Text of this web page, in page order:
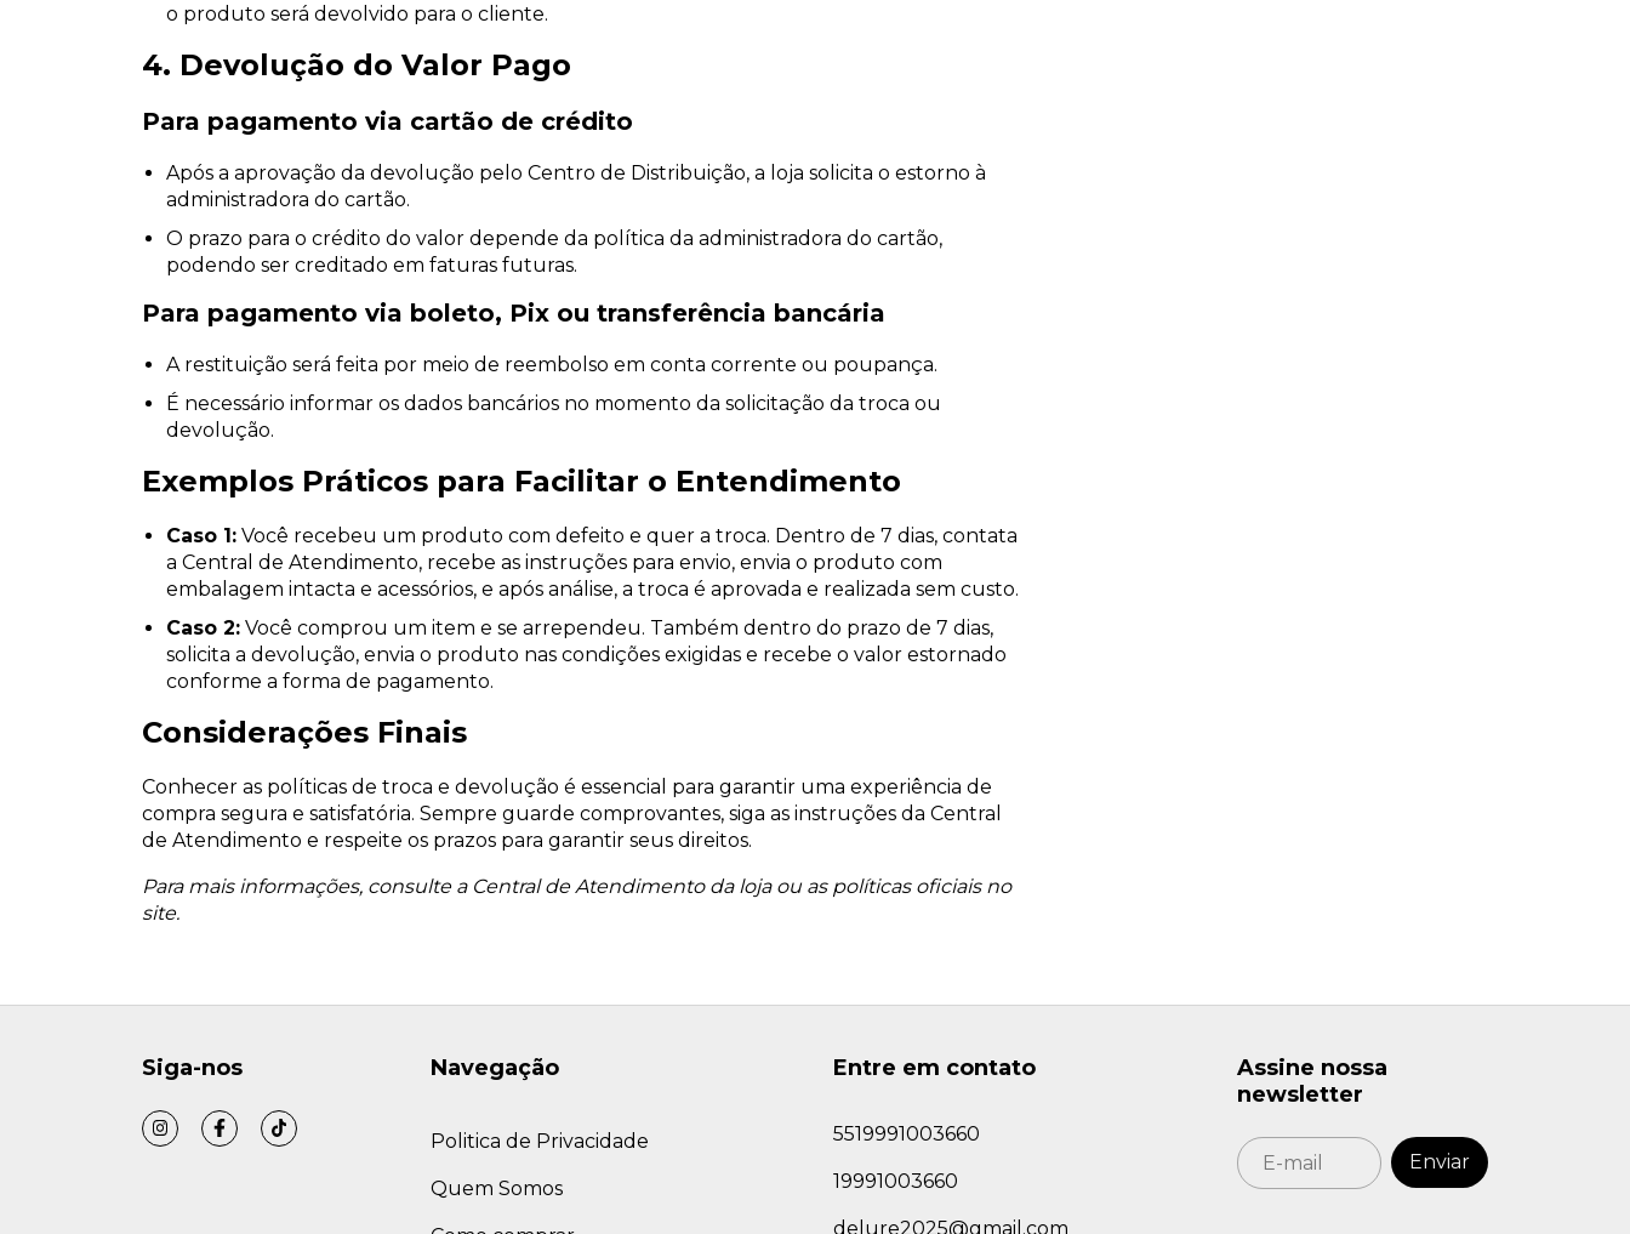
o produto será devolvido para o cliente.
4. Devolução do Valor Pago
Para pagamento via cartão de crédito
Após a aprovação da devolução pelo Centro de Distribuição, a loja solicita o estorno à
administradora do cartão.
O prazo para o crédito do valor depende da política da administradora do cartão,
podendo ser creditado em faturas futuras.
Para pagamento via boleto, Pix ou transferência bancária
A restituição será feita por meio de reembolso em conta corrente ou poupança.
É necessário informar os dados bancários no momento da solicitação da troca ou
devolução.
Exemplos Práticos para Facilitar o Entendimento
Caso 1: Você recebeu um produto com defeito e quer a troca. Dentro de 7 dias, contata
a Central de Atendimento, recebe as instruções para envio, envia o produto com
embalagem intacta e acessórios, e após análise, a troca é aprovada e realizada sem custo.
Caso 2: Você comprou um item e se arrependeu. Também dentro do prazo de 7 dias,
solicita a devolução, envia o produto nas condições exigidas e recebe o valor estornado
conforme a forma de pagamento.
Considerações Finais
Conhecer as políticas de troca e devolução é essencial para garantir uma experiência de
compra segura e satisfatória. Sempre guarde comprovantes, siga as instruções da Central
de Atendimento e respeite os prazos para garantir seus direitos.
Para mais informações, consulte a Central de Atendimento da loja ou as políticas oficiais no
site.
Siga-nos Navegação
Politica de Privacidade
Quem Somos
Entre em contato
5519991003660
19991003660
delure2025@gmail.com
Assine nossa
newsletter